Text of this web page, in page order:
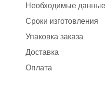
Необходимые данные
Сроки изготовления
Упаковка заказа
Доставка
Оплата